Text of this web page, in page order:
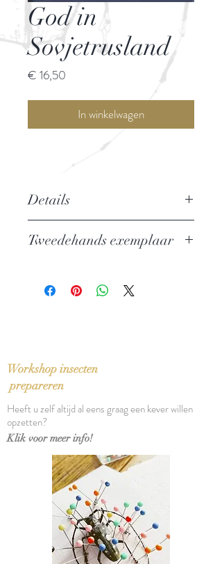
God in
Sovjetrusland
€ 16,50
In winkelwagen
Details
Auteur: Nikoljai Jevdokimov, Joeri
Uitgever: G. A. Van Oorschot
Vertaling: Charles B. Timmer
Bindwijze: Linnen band met
stofomslag
Verschijningsdatum: 1980
Aantal pagina's: 179
Tweedehands exemplaar
Workshop insecten
prepareren
Heeft u zelf altijd al eens graag een kever willen
opzetten?
Klik voor meer info!